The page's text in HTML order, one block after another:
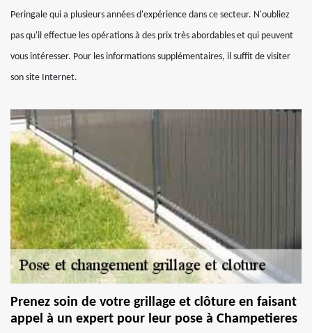
Peringale qui a plusieurs années d'expérience dans ce secteur. N'oubliez
pas qu'il effectue les opérations à des prix très abordables et qui peuvent
vous intéresser. Pour les informations supplémentaires, il suffit de visiter
son site Internet.
Prenez soin de votre grillage et clôture en faisant
appel à un expert pour leur pose à Champetieres